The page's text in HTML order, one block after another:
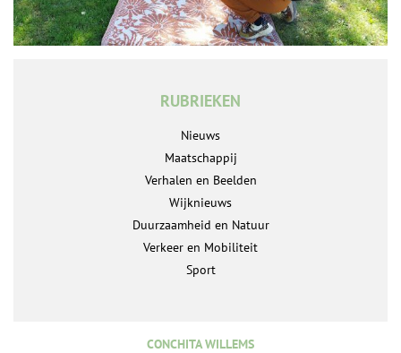
RUBRIEKEN
Nieuws
Maatschappij
Verhalen en Beelden
Wijknieuws
Duurzaamheid en Natuur
Verkeer en Mobiliteit
Sport
CONCHITA WILLEMS